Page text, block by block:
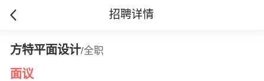
招聘详情
方特平面设计/全职
面议